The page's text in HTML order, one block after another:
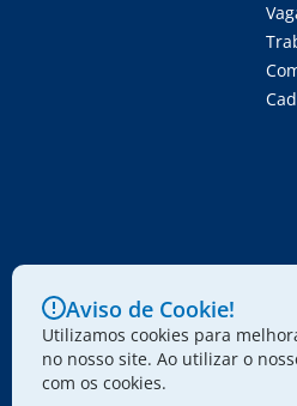
Aviso de Cookie!
Utilizamos cookies para
no nosso site. Ao utilizar o
com os cookies.